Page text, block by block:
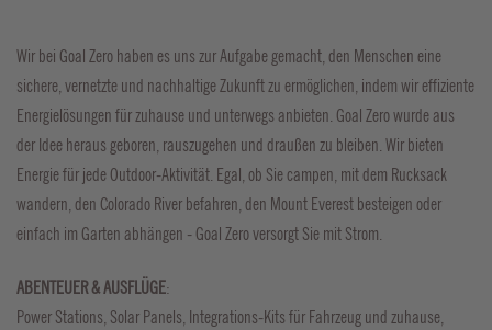
Wir bei Goal Zero haben es uns zur Aufgabe gemacht, den Menschen eine
sichere, vernetzte und nachhaltige Zukunft zu ermöglichen, indem wir effiziente
Energielösungen für zuhause und unterwegs anbieten. Goal Zero wurde aus
der Idee heraus geboren, rauszugehen und draußen zu bleiben. Wir bieten
Energie für jede Outdoor-Aktivität. Egal, ob Sie campen, mit dem Rucksack
wandern, den Colorado River befahren, den Mount Everest besteigen oder
einfach im Garten abhängen - Goal Zero versorgt Sie mit Strom.
ABENTEUER & AUSFLÜGE:
Power Stations, Solar Panels, Integrations-Kits für Fahrzeug und zuhause,